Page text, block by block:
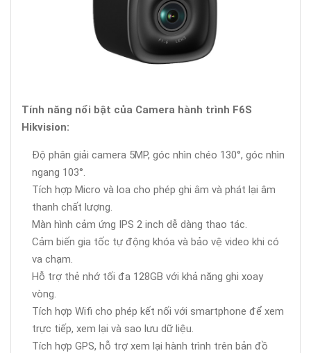
Tính năng nổi bật của Camera hành trình F6S
Hikvision:
Độ phân giải camera 5MP, góc nhìn chéo 130°, góc nhìn
ngang 103°.
Tích hợp Micro và loa cho phép ghi âm và phát lại âm
thanh chất lượng.
Màn hình cảm ứng IPS 2 inch dễ dàng thao tác.
Cảm biến gia tốc tự động khóa và bảo vệ video khi có
va chạm.
Hỗ trợ thẻ nhớ tối đa 128GB với khả năng ghi xoay
vòng.
Tích hợp Wifi cho phép kết nối với smartphone để xem
trực tiếp, xem lại và sao lưu dữ liệu.
Tích hợp GPS, hỗ trợ xem lại hành trình trên bản đồ